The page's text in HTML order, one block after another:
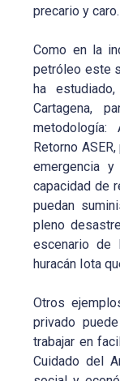
precario y caro.
Como en la
petróleo este
ha
Cartagena,
metodología:
Retorno
emergencia
capacidad de
puedan
pleno
escenario de
huracán Iota
Otros
privado
trabajar en
Cuidado del